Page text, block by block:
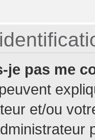
je pas me
et/ou